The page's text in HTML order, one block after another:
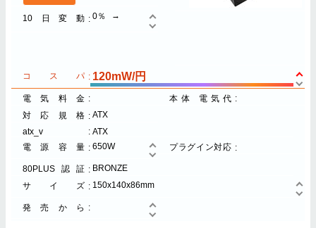
10日変動 0％
コスパ 120mW/円
電気料金
本体 電気代
対応規格
ATX
atx_v
ATX
電源容量
650W プラグイン対応
80PLUS認証
BRONZE
サイズ
150x140x86mm
発売から